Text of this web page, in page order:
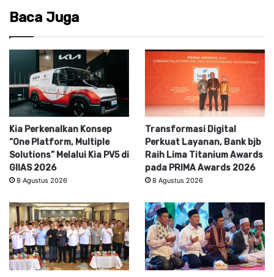
Baca Juga
Kia Perkenalkan Konsep
“One Platform, Multiple
Solutions” Melalui Kia PV5 di
GIIAS 2026
8 Agustus 2026
Transformasi Digital
Perkuat Layanan, Bank bjb
Raih Lima Titanium Awards
pada PRIMA Awards 2026
8 Agustus 2026